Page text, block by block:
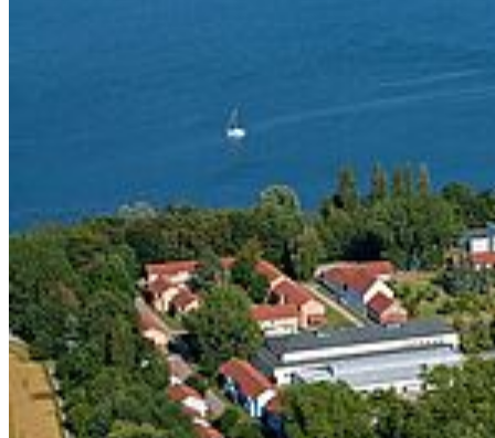
Zentrale Fax-Nummer: +49 3831 456 680
Allgemeine Studienberatung
Fakultät für Elektrotechnik und Informatik
Fakultät für Maschinenbau
Fakultät für Wirtschaft
Hochschulkommunikation